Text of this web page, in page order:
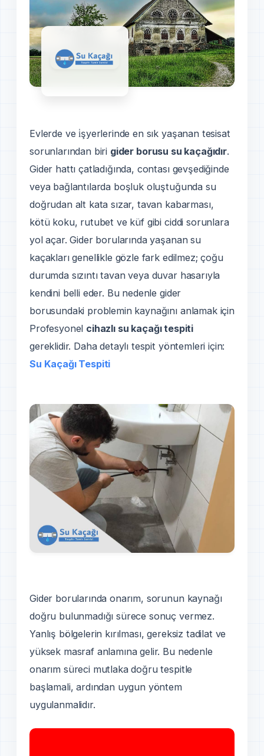
Evlerde ve i̇şyerlerinde en sık yaşanan tesisat
sorunlarından biri gider borusu su kaçağıdır.
Gider hattı çatladığında, contası gevşediğinde
veya bağlantılarda boşluk oluştuğunda su
doğrudan alt kata sızar, tavan kabarması,
kötü koku, rutubet ve küf gibi ciddi sorunlara
yol açar. Gider borularında yaşanan su
kaçakları genellikle gözle fark edilmez; çoğu
durumda sızıntı tavan veya duvar hasarıyla
kendini belli eder. Bu nedenle gider
borusundaki problemin kaynağını anlamak için
Profesyonel cihazlı su kaçağı tespiti
gereklidir. Daha detaylı tespit yöntemleri için:
Su Kaçağı Tespiti
Gider borularında onarım, sorunun kaynağı
doğru bulunmadığı sürece sonuç vermez.
Yanlış bölgelerin kırılması, gereksiz tadilat ve
yüksek masraf anlamına gelir. Bu nedenle
onarım süreci mutlaka doğru tespitle
başlamali, ardından uygun yöntem
uygulanmalidır.